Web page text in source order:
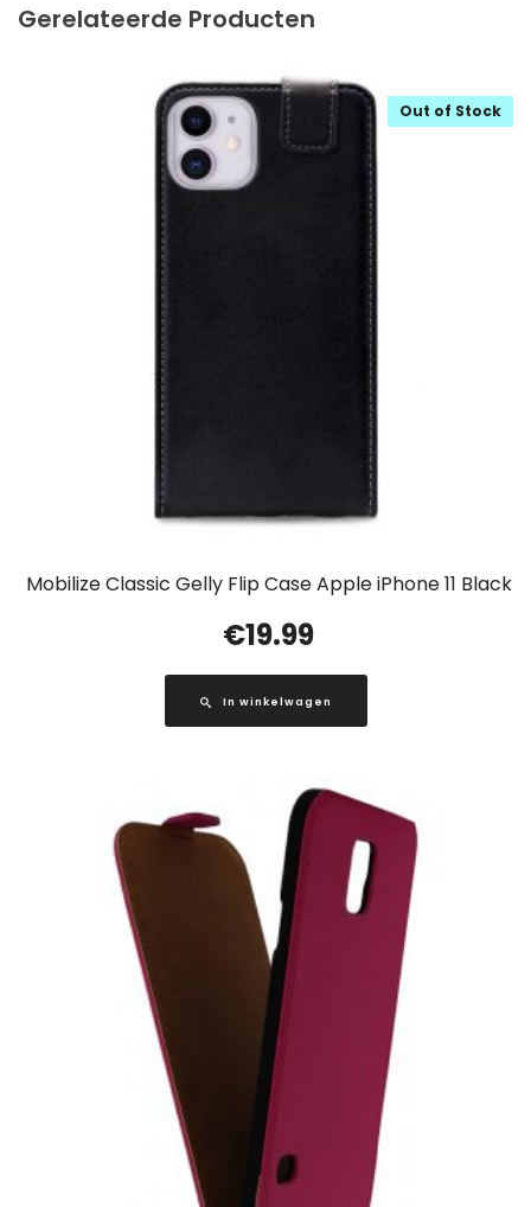
Gerelateerde Producten
Mobilize Classic Gelly Flip Case Apple iPhone 11 Black
Out of Stock
€19.99
In winkelwagen